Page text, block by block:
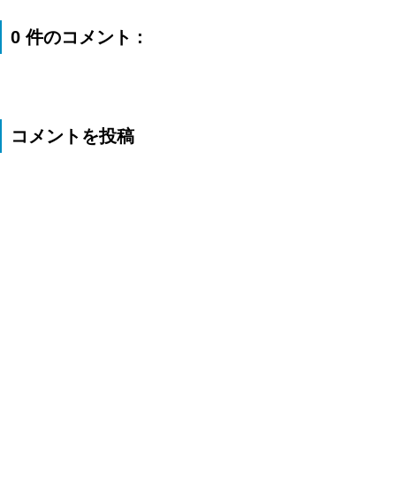
0 件のコメント :
コメントを投稿